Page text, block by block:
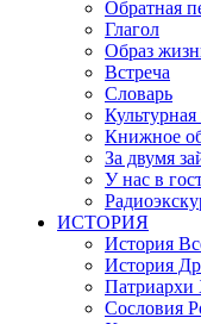
Обратная
Глагол
Образ
Встреча
Словарь
Книжное
За двумя
У нас в
ИСТОРИЯ
История
История
Патриархи
Сословия